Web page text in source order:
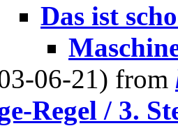
Das ist
06-21) from
Regel / 3.